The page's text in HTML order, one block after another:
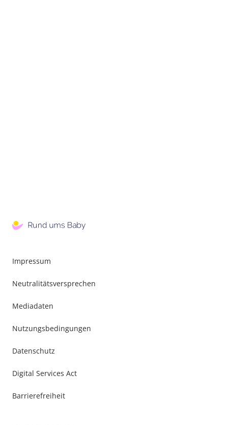
Impressum
Neutralitätsversprechen
Mediadaten
Nutzungsbedingungen
Datenschutz
Digital Services Act
Barrierefreiheit